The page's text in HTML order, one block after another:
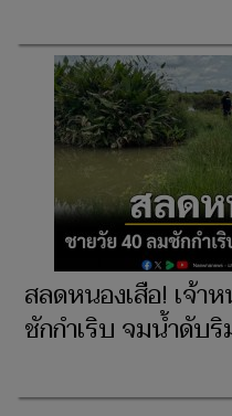
สลดหนองเสือ! เจ้า
ชักกำเริบ จมน้ำดับ